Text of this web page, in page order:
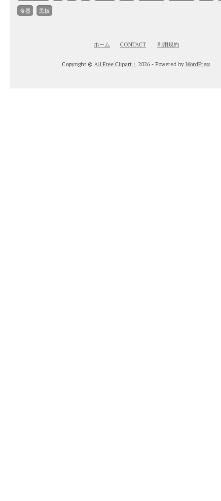
食器 黒板
ホーム CONTACT 利用規約
Copyright © All Free Clipart + 2026 - Powered by WordPress